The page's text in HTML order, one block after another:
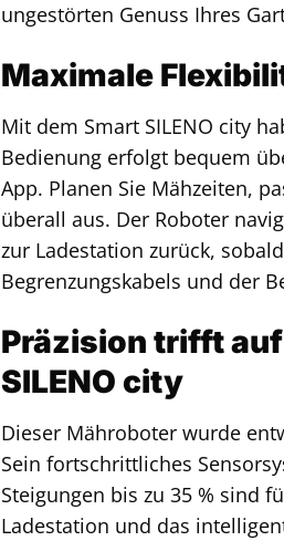
ungestörten Genuss Ihres
Maximale
Mit dem Smart SILENO city
Bedienung erfolgt bequem
App. Planen Sie Mähzeiten,
überall aus. Der Roboter
zur Ladestation zurück,
Begrenzungskabels und der
Präzision trifft
SILENO city
Dieser Mähroboter wurde
Sein fortschrittliches
Steigungen bis zu 35 % sind
Ladestation und das